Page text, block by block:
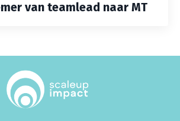
van teamlead naar MT